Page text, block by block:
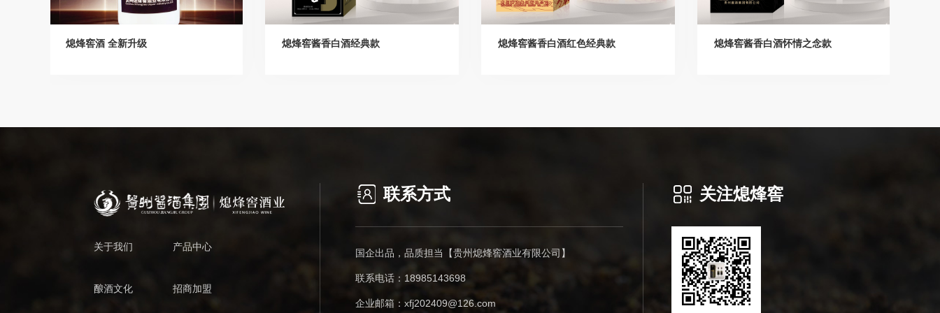
熄烽窖酒 全新升级 熄烽窖酱香白酒经典款 熄烽窖酱香白酒红色经典款 熄烽窖酱香白酒怀情之念款
关于我们 产品中心
酿酒文化 招商加盟
联系方式
国企出品，品质担当【贵州熄烽窖酒业有限公司】
联系电话：18985143698
企业邮箱：xfj202409@126.com
关注熄烽窖